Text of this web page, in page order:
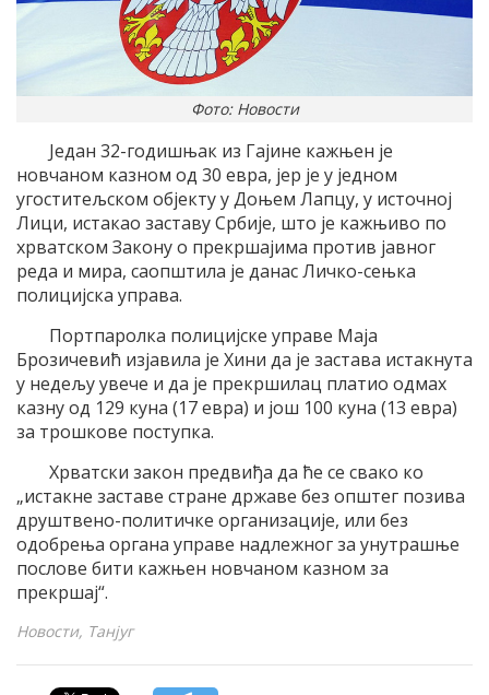
Фото: Новости
Један 32-годишњак из Гајине кажњен је
новчаном казном од 30 евра, јер је у једном
угоститељском објекту у Доњем Лапцу, у источној
Лици, истакао заставу Србије, што је кажњиво по
хрватском Закону о прекршајима против јавног
реда и мира, саопштила је данас Личко-сењка
полицијска управа.
Портпаролка полицијске управе Маја
Брозичевић изјавила је Хини да је застава истакнута
у недељу увече и да је прекршилац платио одмах
казну од 129 куна (17 евра) и још 100 куна (13 евра)
за трошкове поступка.
Хрватски закон предвиђа да ће се свако ко
„истакне заставе стране државе без општег позива
друштвено-политичке организације, или без
одобрења органа управе надлежног за унутрашње
послове бити кажњен новчаном казном за
прекршај“.
Новости, Танјуг